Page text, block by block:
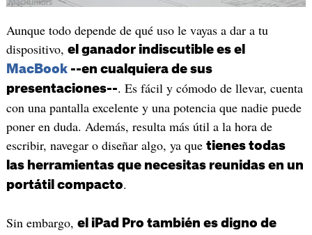
Aunque todo depende de qué uso le vayas a dar a tu
dispositivo, el ganador indiscutible es el
MacBook--en cualquiera de sus
presentaciones--. Es fácil y cómodo de llevar, cuenta
con una pantalla excelente y una potencia que nadie puede
poner en duda. Además, resulta más útil a la hora de
escribir, navegar o diseñar algo, ya que tienes todas
las herramientas que necesitas reunidas en un
portátil compacto.
Sin embargo, el iPad Pro también es digno de